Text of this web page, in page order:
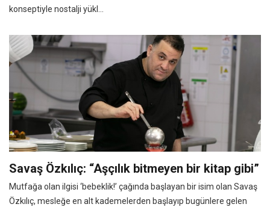
konseptiyle nostalji yükl...
Savaş Özkılıç: “Aşçılık bitmeyen bir kitap gibi”
Mutfağa olan ilgisi ‘bebeklik!’ çağında başlayan bir isim olan Savaş
Özkılıç, mesleğe en alt kademelerden başlayıp bugünlere gelen